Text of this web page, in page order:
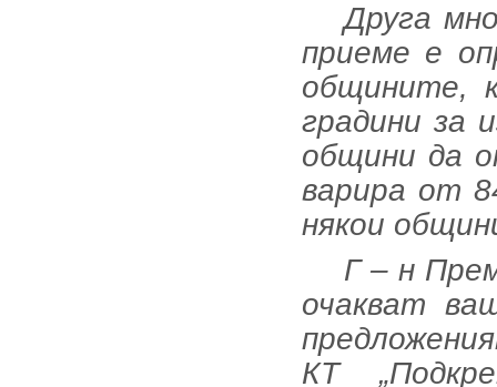
Друга
приеме е
общините,
градини за
общини да
варира от
някои
Г – н
очакват
КТ